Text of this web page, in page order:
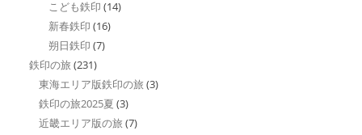
こども鉄印 (14)
新春鉄印 (16)
朔日鉄印 (7)
鉄印の旅 (231)
東海エリア版鉄印の旅 (3)
鉄印の旅2025夏 (3)
近畿エリア版の旅 (7)